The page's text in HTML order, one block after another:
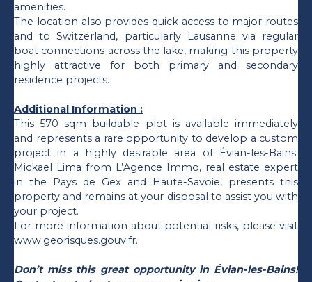
amenities.
The location also provides quick access to major routes
and to Switzerland, particularly Lausanne via regular
boat connections across the lake, making this property
highly attractive for both primary and secondary
residence projects.
Additional Information :
This 570 sqm buildable plot is available immediately
and represents a rare opportunity to develop a custom
project in a highly desirable area of Évian-les-Bains.
Mickael Lima from L’Agence Immo, real estate expert
in the Pays de Gex and Haute-Savoie, presents this
property and remains at your disposal to assist you with
your project.
For more information about potential risks, please visit
www.georisques.gouv.fr.
Don’t miss this great opportunity in Évian-les-Bains!